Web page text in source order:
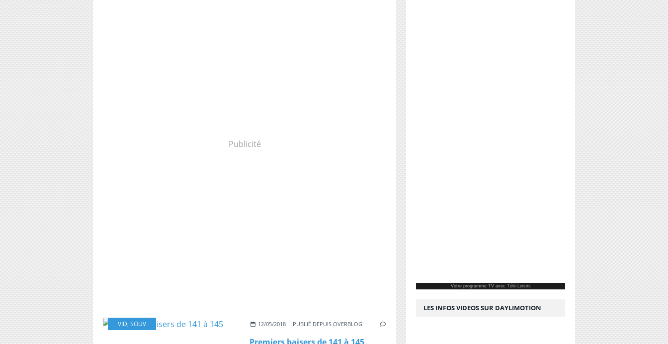
Publicité
VID, SOUV 12/05/2018 PUBLIÉ DEPUIS OVERBLOG
Votre programme TVavec Télé-Loisirs
LES INFOS VIDEOS SUR DAYLIMOTION